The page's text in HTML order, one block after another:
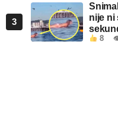
3
nije ni
8